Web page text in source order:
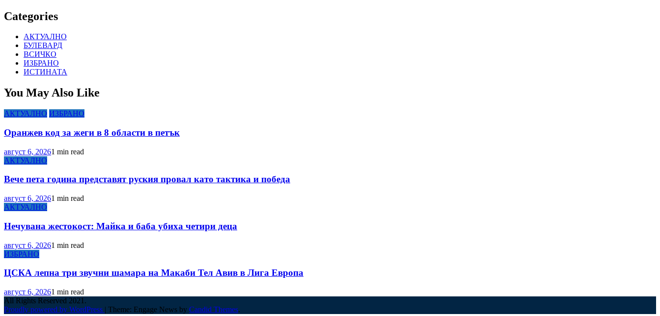
Categories
АКТУАЛНО
БУЛЕВАРД
ВСИЧКО
ИЗБРАНО
ИСТИНАТА
You May Also Like
АКТУАЛНО ИЗБРАНО
Оранжев код за жеги в 8 области в петък
август 6, 20261 min read
АКТУАЛНО
Вече пета година представят руския провал като тактика и победа
август 6, 20261 min read
АКТУАЛНО
Нечувана жестокост: Майка и баба убиха четири деца
август 6, 20261 min read
ИЗБРАНО
ЦСКА лепна три звучни шамара на Макаби Тел Авив в Лига Европа
август 6, 20261 min read
All Rights Reserved 2021.
Proudly powered by WordPress | Theme: Engage News by Candid Themes.